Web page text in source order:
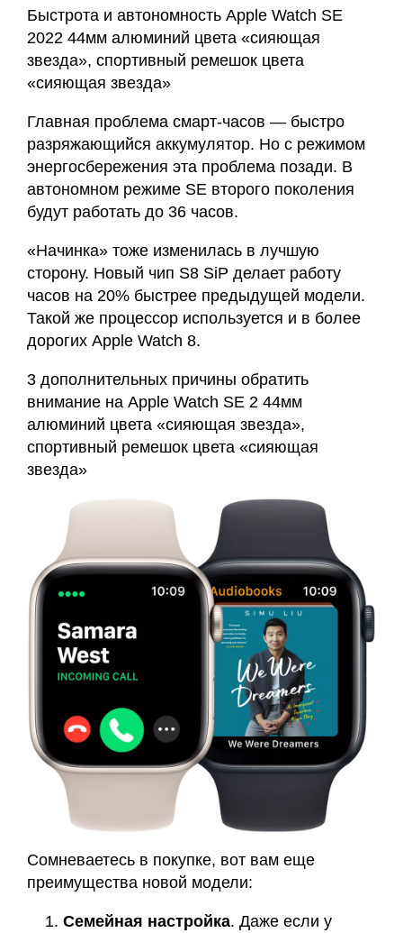
Быстрота и автономность Apple Watch SE
2022 44мм алюминий цвета «сияющая
звезда», спортивный ремешок цвета
«сияющая звезда»
Главная проблема смарт-часов — быстро
разряжающийся аккумулятор. Но с режимом
энергосбережения эта проблема позади. В
автономном режиме SE второго поколения
будут работать до 36 часов.
«Начинка» тоже изменилась в лучшую
сторону. Новый чип S8 SiP делает работу
часов на 20% быстрее предыдущей модели.
Такой же процессор используется и в более
дорогих Apple Watch 8.
3 дополнительных причины обратить
внимание на Apple Watch SE 2 44мм
алюминий цвета «сияющая звезда»,
спортивный ремешок цвета «сияющая
звезда»
Сомневаетесь в покупке, вот вам еще
преимущества новой модели:
Семейная настройка. Даже если у